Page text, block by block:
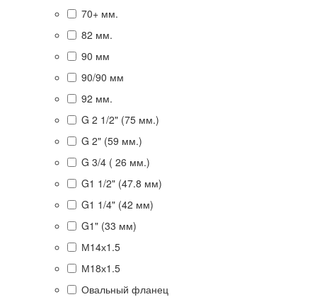
70+ мм.
82 мм.
90 мм
90/90 мм
92 мм.
G 2 1/2" (75 мм.)
G 2" (59 мм.)
G 3/4 ( 26 мм.)
G1 1/2" (47.8 мм)
G1 1/4" (42 мм)
G1" (33 мм)
М14х1.5
М18х1.5
Овальный фланец